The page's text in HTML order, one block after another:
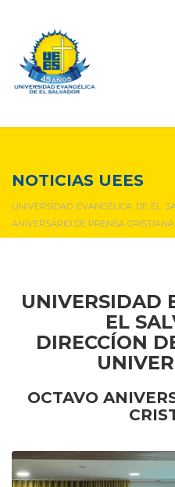
NOTICIAS UEES
UNIVERSIDAD EVANGÉLICA DE EL
ANIVERSARIO DE PRENSA CRISTIANA
UNIVERSIDAD
EL
DIRECCÍON
OCTAVO